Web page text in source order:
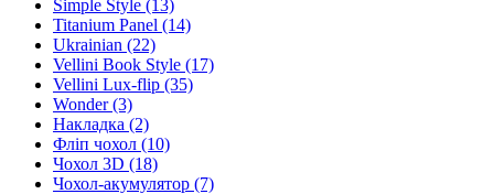
Simple Style (13)
Titanium Panel (14)
Ukrainian (22)
Vellini Book Style (17)
Vellini Lux-flip (35)
Wonder (3)
Накладка (2)
Фліп чохол (10)
Чохол 3D (18)
Чохол-акумулятор (7)